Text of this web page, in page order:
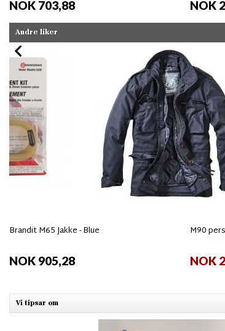
NOK 703,88 NOK
Andre liker
Brandit M65 Jakke - Blue
NOK 905,28
M90
NOK
Vi tipsar om